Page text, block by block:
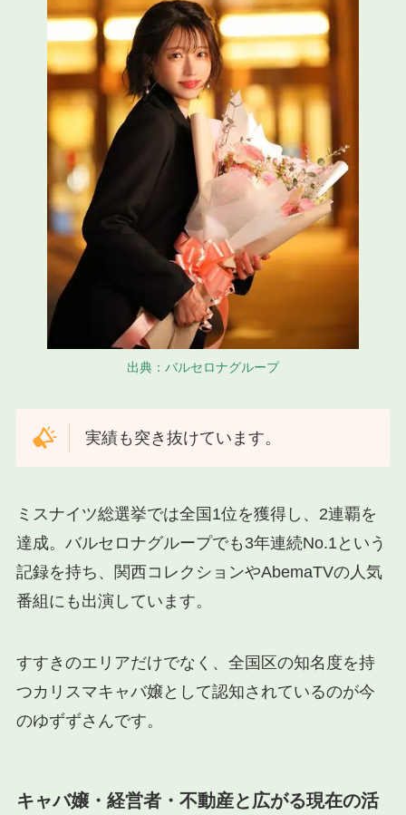
出典：バルセロナグループ
実績も突き抜けています。
ミスナイツ総選挙では全国1位を獲得し、2連覇を
達成。バルセロナグループでも3年連続No.1という
記録を持ち、関西コレクションやAbemaTVの人気
番組にも出演しています。
すすきのエリアだけでなく、全国区の知名度を持
つカリスマキャバ嬢として認知されているのが今
のゆずずさんです。
キャバ嬢・経営者・不動産と広がる現在の活